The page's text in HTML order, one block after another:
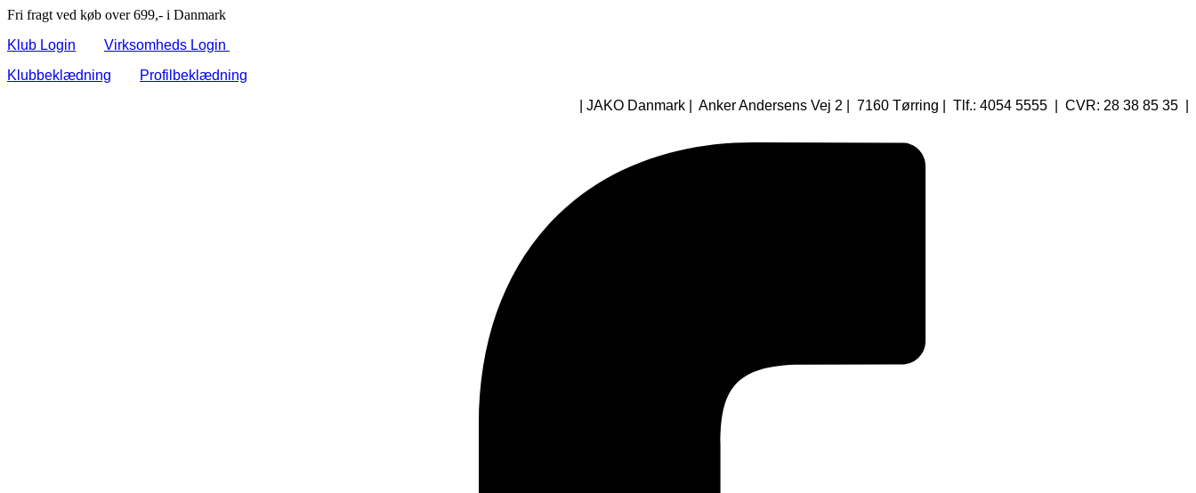
Fri fragt ved køb over 699,- i Danmark
Klub Login
Virksomheds Login
Klubbeklædning
Profilbeklædning
| JAKO Danmark | Anker Andersens Vej 2 | 7160 Tørring | Tlf.: 4054 5555 | CVR: 28 38 85 35 |